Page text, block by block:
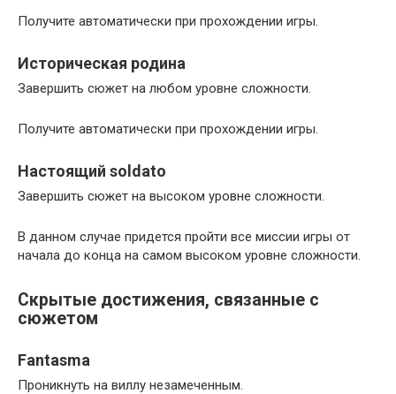
Получите автоматически при прохождении игры.
Историческая родина
Завершить сюжет на любом уровне сложности.
Получите автоматически при прохождении игры.
Настоящий soldato
Завершить сюжет на высоком уровне сложности.
В данном случае придется пройти все миссии игры от
начала до конца на самом высоком уровне сложности.
Скрытые достижения, связанные с
сюжетом
Fantasma
Проникнуть на виллу незамеченным.